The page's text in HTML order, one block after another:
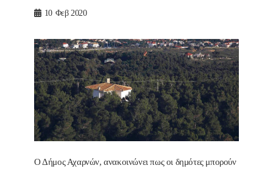
10 Φεβ 2020
Ο Δήμος Αχαρνών, ανακοινώνει πως οι δημότες μπορούν